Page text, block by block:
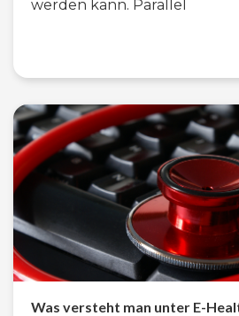
werden kann. Parallel
Was versteht man unter E-